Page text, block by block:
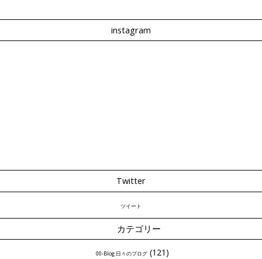
instagram
Twitter
ツイート
カテゴリー
00-Blog 日々のブログ(121)